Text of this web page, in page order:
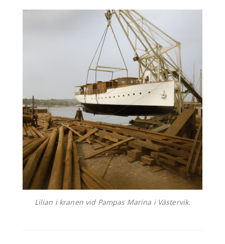
Lilian i kranen vid Pampas Marina i Västervik.